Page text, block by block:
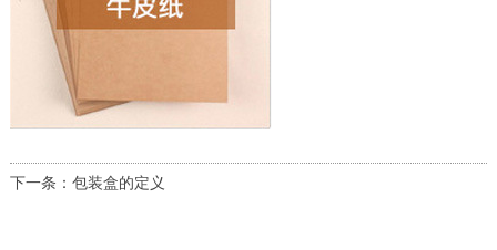
下一条：包装盒的定义